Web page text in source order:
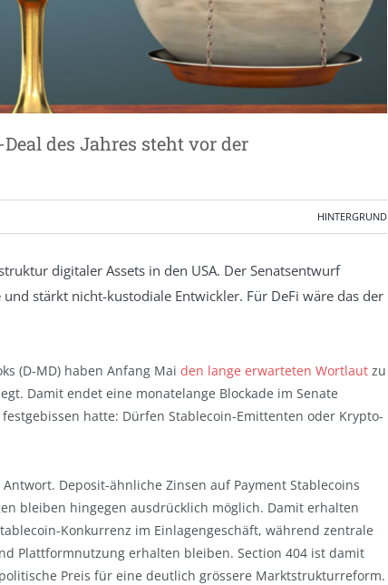
des Jahres steht vor der
HINTERGRUND
digitaler Assets in den USA. Der Senatsentwurf
stärkt nicht-kustodiale Entwickler. Für DeFi wäre das der
(D-MD) haben Anfang Mai den lange erwarteten Wortlaut zu
Damit endet eine monatelange Blockade im Senate
hatte: Dürfen Stablecoin-Emittenten oder Krypto-
Deposit-ähnliche Zinsen auf Payment Stablecoins
bleiben hingegen ausdrücklich möglich. Damit erhalten
Konkurrenz im Einlagengeschäft, während zentrale
Plattformnutzung erhalten bleiben. Section 404 ist damit
Preis für eine deutlich grössere Marktstrukturreform.